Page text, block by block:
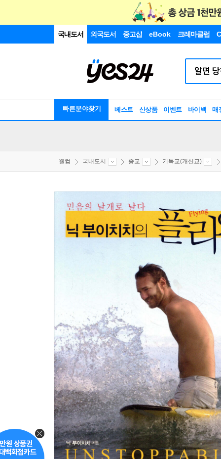
국내도서 외국도서 중고샵 eBook 크레마클럽
빠른분야찾기 베스트 신상품 이벤트 바이백 매
웰컴 국내도서 종교 기독교(개신교)